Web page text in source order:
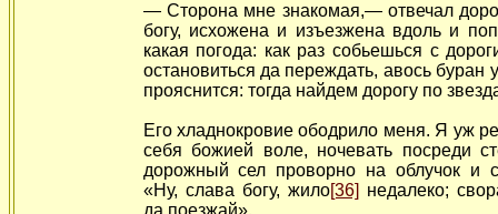
— Сторона мне знакомая,— отвечал
богу, исхожена и изъезжена вдоль и
какая погода: как раз собьешься с
остановиться да переждать, авось буран
прояснится: тогда найдем дорогу по
Его хладнокровие ободрило меня. Я уж
себя божией воле, ночевать посреди
дорожный сел проворно на облучок и
«Ну, слава богу, жило[36] недалеко;